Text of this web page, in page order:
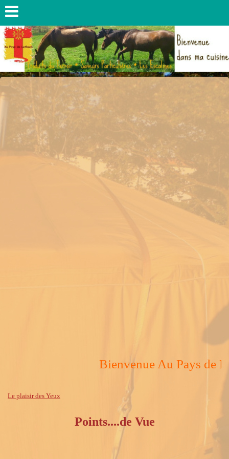
Bienvenue Au Pays de
Le plaisir des Yeux
Points....de Vue